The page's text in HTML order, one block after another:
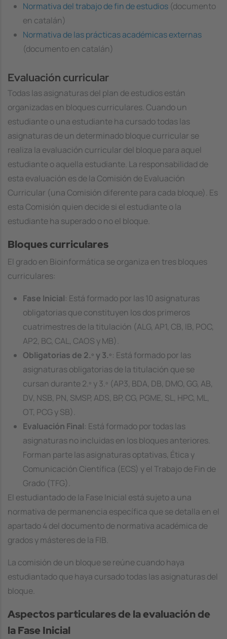
Normativa del trabajo de fin de estudios (documento
en catalán)
Normativa de las prácticas académicas externas
(documento en catalán)
Evaluación curricular
Todas las asignaturas del plan de estudios están
organizadas en bloques curriculares. Cuando un
estudiante o una estudiante ha cursado todas las
asignaturas de un determinado bloque curricular se
realiza la evaluación curricular del bloque para aquel
estudiante o aquella estudiante. La responsabilidad de
esta evaluación es de la Comisión de Evaluación
Curricular (una Comisión diferente para cada bloque). Es
esta Comisión quien decide si el estudiante o la
estudiante ha superado o no el bloque.
Bloques curriculares
El grado en Bioinformática se organiza en tres bloques
curriculares:
Fase Inicial: Está formado por las 10 asignaturas
obligatorias que constituyen los dos primeros
cuatrimestres de la titulación (ALG, AP1, CB, IB, POC,
AP2, BC, CAL, CAOS y MB).
Obligatorias de 2.º y 3.º: Está formado por las
asignaturas obligatorias de la titulación que se
cursan durante 2.º y 3.º (AP3, BDA, DB, DMO, GG, AB,
DV, NSB, PN, SMSP, ADS, BP, CG, PGME, SL, HPC, ML,
OT, PCG y SB).
Evaluación Final: Está formado por todas las
asignaturas no incluidas en los bloques anteriores.
Forman parte las asignaturas optativas, Ética y
Comunicación Científica (ECS) y el Trabajo de Fin de
Grado (TFG).
El estudiantado de la Fase Inicial está sujeto a una
normativa de permanencia específica que se detalla en el
apartado 4 del documento de normativa académica de
grados y másteres de la FIB.
La comisión de un bloque se reúne cuando haya
estudiantado que haya cursado todas las asignaturas del
bloque.
Aspectos particulares de la evaluación de
la Fase Inicial